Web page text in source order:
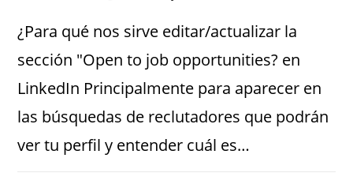
¿Para qué nos sirve editar/actualizar la
sección "Open to job opportunities? en
LinkedIn Principalmente para aparecer en
las búsquedas de reclutadores que podrán
ver tu perfil y entender cuál es…